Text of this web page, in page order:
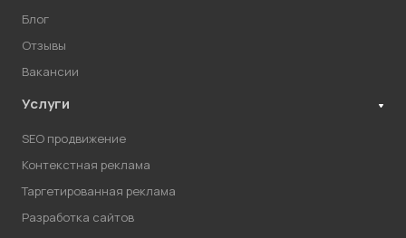
Блог
Отзывы
Вакансии
Услуги
SEO продвижение
Контекстная реклама
Таргетированная реклама
Разработка сайтов